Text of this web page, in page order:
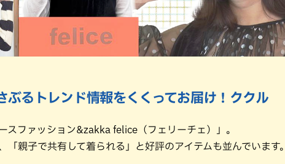
ぶるトレンド情報をくくってお届け！ククル
スファッション&zakka felice（フェリーチェ）」。
「親子で共有して着られる」と好評のアイテムも並んでいます。